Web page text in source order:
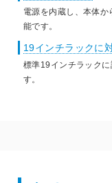
電源を内蔵し、本体
能です。
19インチラックに
標準19インチラック
す。